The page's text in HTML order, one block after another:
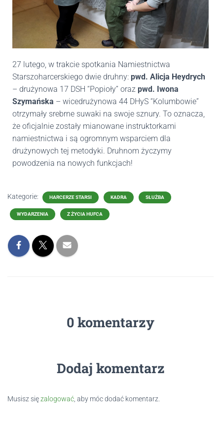
27 lutego, w trakcie spotkania Namiestnictwa
Starszoharcerskiego dwie druhny: pwd. Alicja Heydrych
– drużynowa 17 DSH “Popioły” oraz pwd. Iwona
Szymańska – wicedrużynowa 44 DHyS “Kolumbowie”
otrzymały srebrne suwaki na swoje sznury. To oznacza,
że oficjalnie zostały mianowane instruktorkami
namiestnictwa i są ogromnym wsparciem dla
drużynowych tej metodyki. Druhnom życzymy
powodzenia na nowych funkcjach!
Kategorie: HARCERZE STARSI KADRA SŁUŻBA
WYDARZENIA Z ŻYCIA HUFCA
0 komentarzy
Dodaj komentarz
Musisz sięzalogować , aby móc dodać komentarz.